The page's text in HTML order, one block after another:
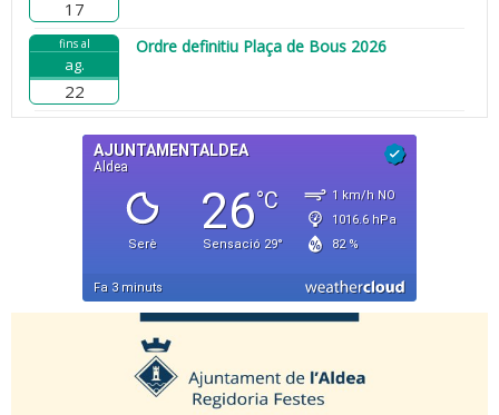
17
fins al
ag.
22
Ordre definitiu Plaça de Bous 2026